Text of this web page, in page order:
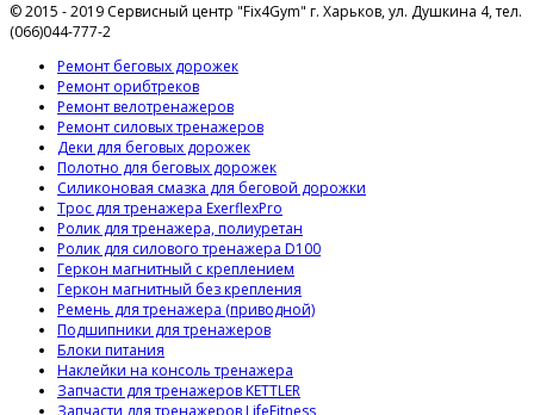
© 2015 - 2019 Сервисный центр "Fix4Gym" г. Харьков, ул. Душкина 4, тел.
(066)044-777-2
Ремонт беговых дорожек
Ремонт орибтреков
Ремонт велотренажеров
Ремонт силовых тренажеров
Деки для беговых дорожек
Полотно для беговых дорожек
Силиконовая смазка для беговой дорожки
Трос для тренажера ExerflexPro
Ролик для тренажера, полиуретан
Ролик для силового тренажера D100
Геркон магнитный с креплением
Геркон магнитный без крепления
Ремень для тренажера (приводной)
Подшипники для тренажеров
Блоки питания
Наклейки на консоль тренажера
Запчасти для тренажеров KETTLER